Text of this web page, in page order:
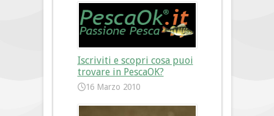
Iscriviti e scopri cosa puoi
trovare in PescaOK?
16 Marzo 2010